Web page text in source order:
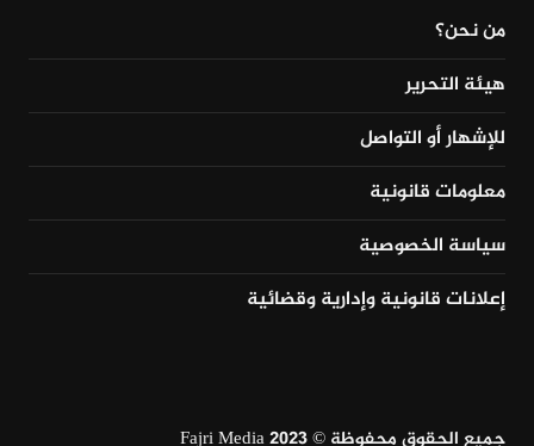
من نحن؟
هيئة التحرير
للإشهار أو التواصل
معلومات قانونية
سياسة الخصوصية
إعلانات قانونية وإدارية وقضائية
جميع الحقوق محفوظة © Fajri Media 2023